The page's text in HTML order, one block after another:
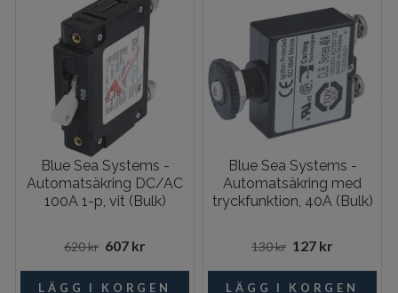
Blue Sea Systems -
Automatsäkring DC/AC
100A 1-p, vit (Bulk)
620 kr 607 kr
Blue Sea Systems -
Automatsäkring med
tryckfunktion, 40A (Bulk)
130 kr 127 kr